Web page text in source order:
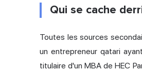
Qui se cache
Toutes les sources
un entrepreneur qatari
titulaire d'un MBA de HEC